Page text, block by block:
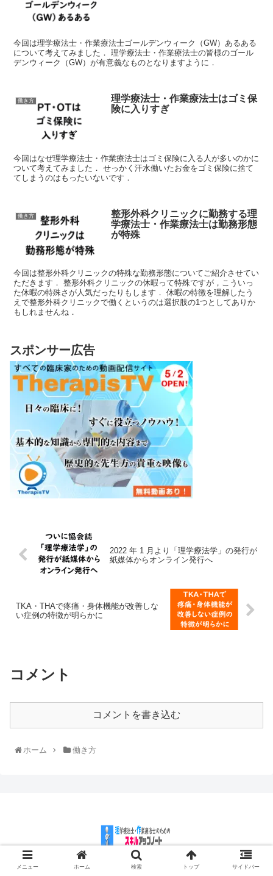
今回は理学療法士・作業療法士ゴールデンウィーク（GW）あるある
について考えてみました． 理学療法士・作業療法士の皆様のゴール
デンウィーク（GW）が有意義なものとなりますように．
働き方
理学療法士・作業療法士はゴミ保
険に入りすぎ
今回はなぜ理学療法士・作業療法士はゴミ保険に入る人が多いのかに
ついて考えてみました． せっかく汗水働いたお金をゴミ保険に捨て
てしまうのはもったいないです．
働き方
整形外科クリニックに勤務する理
学療法士・作業療法士は勤務形態
が特殊
今回は整形外科クリニックの特殊な勤務形態についてご紹介させてい
ただきます． 整形外科クリニックの休暇って特殊ですが，こういっ
た休暇の特殊さが人気だったりもします． 休暇の特徴を理解したう
えで整形外科クリニックで働くというのは選択肢の1つとしてありか
もしれませんね．
スポンサー広告
2022 年 1 月より「理学療法学」の発行が
紙媒体からオンライン発行へ
TKA・THAで疼痛・身体機能が改善しな
い症例の特徴が明らかに
コメント
コメントを書き込む
ホーム 働き方
メニュー ホーム 検索 トップ サイドバー